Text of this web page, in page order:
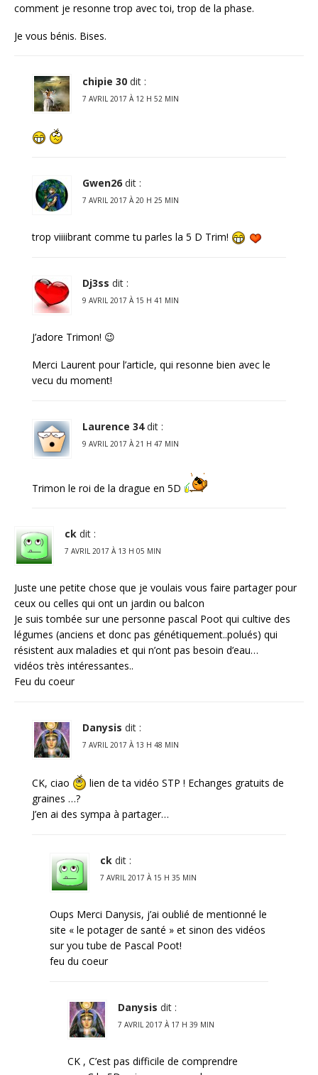
comment je resonne trop avec toi, trop de la phase.
Je vous bénis. Bises.
chipie 30 dit :
7 AVRIL 2017 À 12 H 52 MIN
Gwen26 dit :
7 AVRIL 2017 À 20 H 25 MIN
trop viiiibrant comme tu parles la 5 D Trim!
Dj3ss dit :
9 AVRIL 2017 À 15 H 41 MIN
J’adore Trimon! 😉
Merci Laurent pour l’article, qui resonne bien avec le
vecu du moment!
Laurence 34 dit :
9 AVRIL 2017 À 21 H 47 MIN
Trimon le roi de la drague en 5D
ck dit :
7 AVRIL 2017 À 13 H 05 MIN
Juste une petite chose que je voulais vous faire partager pour
ceux ou celles qui ont un jardin ou balcon
Je suis tombée sur une personne pascal Poot qui cultive des
légumes (anciens et donc pas génétiquement..polués) qui
résistent aux maladies et qui n’ont pas besoin d’eau…
vidéos très intéressantes..
Feu du coeur
Danysis dit :
7 AVRIL 2017 À 13 H 48 MIN
CK, ciao
lien de ta vidéo STP ! Echanges gratuits de
graines …?
J’en ai des sympa à partager…
ck dit :
7 AVRIL 2017 À 15 H 35 MIN
Oups Merci Danysis, j’ai oublié de mentionné le
site « le potager de santé » et sinon des vidéos
sur you tube de Pascal Poot!
feu du coeur
Danysis dit :
7 AVRIL 2017 À 17 H 39 MIN
CK , C’est pas difficile de comprendre